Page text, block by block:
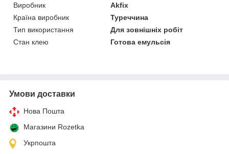
Виробник
Akfix
Країна виробник
Туреччина
Тип використання
Для зовнішніх робіт
Стан клею
Готова емульсія
Умови доставки
Нова Пошта
Магазини Rozetka
Укрпошта